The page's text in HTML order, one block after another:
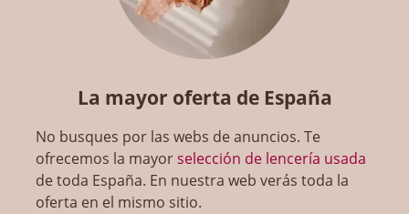
La mayor oferta de España
No busques por las webs de anuncios. Te
ofrecemos la mayorselección de lencería usada
de toda España. En nuestra web verás toda la
oferta en el mismo sitio.